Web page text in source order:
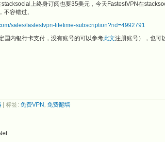
上终身订阅也要35美元，今天FastestVPN在
容错过。
sales/fastestvpn-lifetime-subscription?rid=4992791
国内银行卡支付，没有账号的可以参考此文注册账号），也可
| 标签: 免费VPN , 免费翻墙